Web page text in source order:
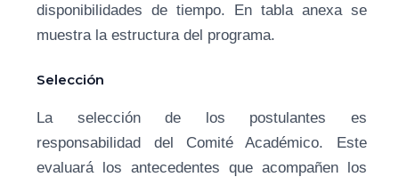
disponibilidades de tiempo. En tabla anexa se
muestra la estructura del programa.
Selección
La selección de los postulantes es
responsabilidad del Comité Académico. Este
evaluará los antecedentes que acompañen los